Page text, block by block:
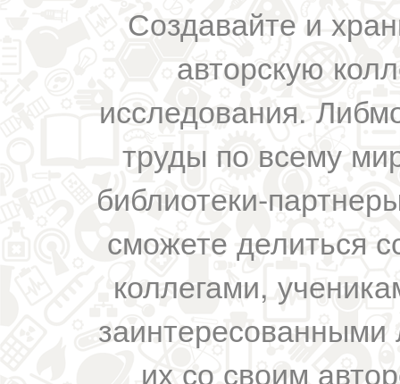
Создавайте и
авторскую
исследования.
труды по всему
библиотеки-
сможете делиться
коллегами,
их со своим